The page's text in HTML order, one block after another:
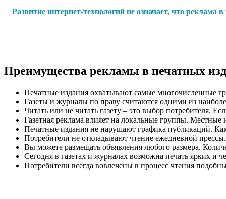
Развитие интернет-технологий не означает, что
Преимущества рекламы в печатных
Печатные издания охватывают самые многочисленные
Газеты и журналы по праву считаются одними из
Читать или не читать газету – это выбор потребителя.
Газетная реклама влияет на локальные группы.
Печатные издания не нарушают графика публикаций. Как
Потребители не откладывают чтение ежедневной прессы.
Вы можете размещать объявления любого размера.
Сегодня в газетах и журналах возможна печать ярких и
Потребители всегда вовлечены в процесс чтения